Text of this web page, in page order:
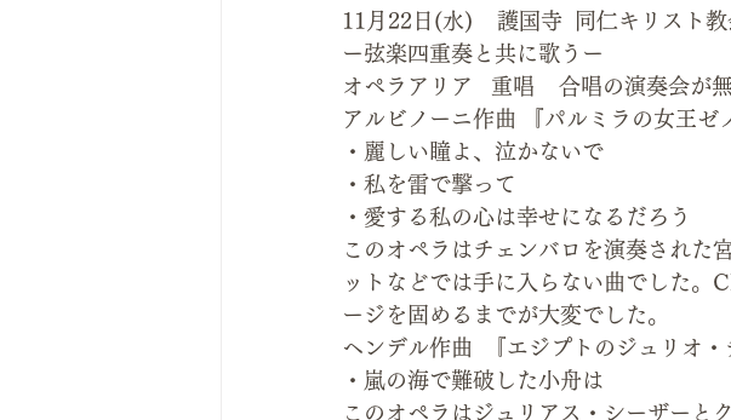
11月22日(水)    護国寺  同仁キリスト
ー弦楽四重奏と共に歌うー
オペラアリア   重唱    合唱の演奏会が
アルビノーニ作曲 『パルミラの女王ゼ
・麗しい瞳よ、泣かないで
・私を雷で撃って
・愛する私の心は幸せになるだろう
このオペラはチェンバロを演奏された
ットなどでは手に入らない曲でした。
ージを固めるまでが大変でした。
ヘンデル作曲  『エジプトのジュリオ
・嵐の海で難破した小舟は
このオペラはジュリアス・シーザーと